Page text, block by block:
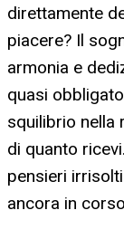
direttamente
piacere? Il
armonia e
quasi
squilibrio nella
di quanto
pensieri
ancora in